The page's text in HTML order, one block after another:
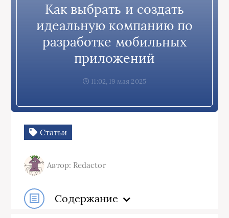
Как выбрать и создать
идеальную компанию по
разработке мобильных
приложений
11:02, 19 мая 2025
Статьи
Автор: Redactor
Содержание